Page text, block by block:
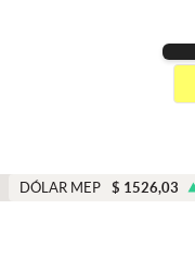
DÓLAR MEP $ 1526,03